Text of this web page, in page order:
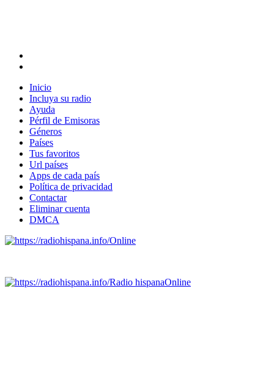
Inicio
Incluya su radio
Ayuda
Pérfil de Emisoras
Géneros
Países
Tus favoritos
Url países
Apps de cada país
Política de privacidad
Contactar
Eliminar cuenta
DMCA
Online
Radio hispanaOnline